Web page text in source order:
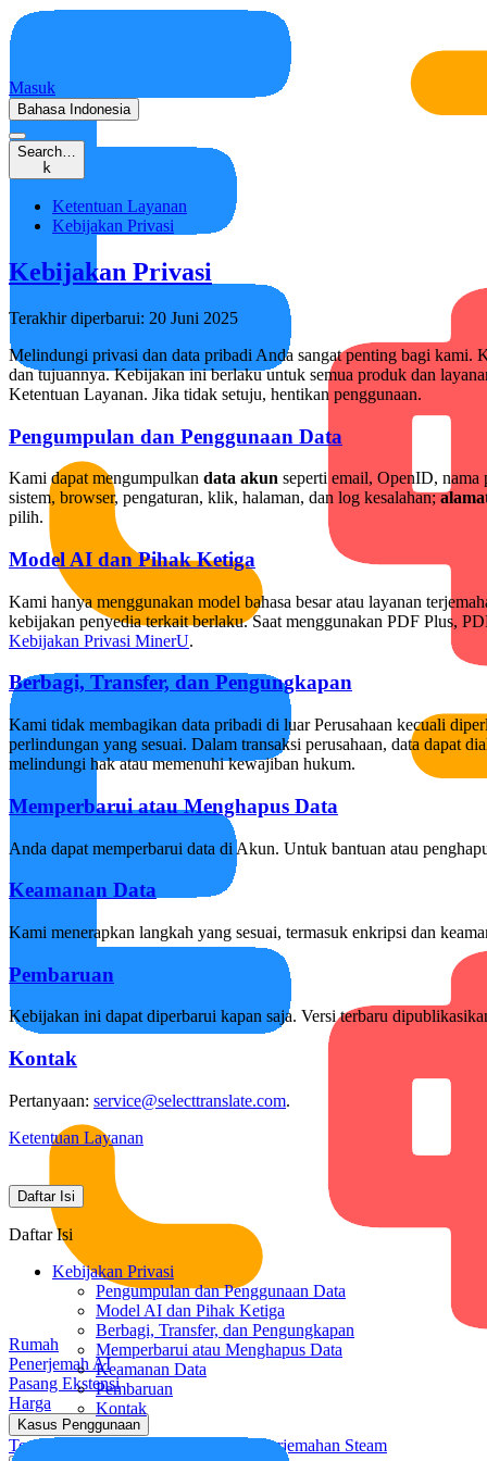
Rumah
Penerjemah AI
Pasang Ekstensi
Harga
Kasus Penggunaan
Terjemahan Video Terjemahan Steam
Masuk
Bahasa Indonesia
Search…
k
Ketentuan Layanan
Kebijakan Privasi
Kebijakan Privasi
Terakhir diperbarui: 20 Juni 2025
Melindungi privasi dan data pribadi Anda sangat penting bagi kami.
dan tujuannya. Kebijakan ini berlaku untuk semua produk dan
Ketentuan Layanan. Jika tidak setuju, hentikan penggunaan.
Pengumpulan dan Penggunaan Data
Kami dapat mengumpulkan data akun seperti email, OpenID, nama
sistem, browser, pengaturan, klik, halaman, dan log kesalahan;
pilih.
Model AI dan Pihak Ketiga
Kami hanya menggunakan model bahasa besar atau layanan
kebijakan penyedia terkait berlaku. Saat menggunakan PDF Plus,
Kebijakan Privasi MinerU.
Berbagi, Transfer, dan Pengungkapan
Kami tidak membagikan data pribadi di luar Perusahaan kecuali
perlindungan yang sesuai. Dalam transaksi perusahaan, data dapat
melindungi hak atau memenuhi kewajiban hukum.
Memperbarui atau Menghapus Data
Anda dapat memperbarui data di Akun. Untuk bantuan atau
Keamanan Data
Kami menerapkan langkah yang sesuai, termasuk enkripsi dan
Pembaruan
Kebijakan ini dapat diperbarui kapan saja. Versi terbaru
Kontak
Pertanyaan: service@selecttranslate.com.
Ketentuan Layanan
Daftar Isi
Daftar Isi
Kebijakan Privasi
Pengumpulan dan Penggunaan Data
Model AI dan Pihak Ketiga
Berbagi, Transfer, dan Pengungkapan
Memperbarui atau Menghapus Data
Keamanan Data
Pembaruan
Kontak